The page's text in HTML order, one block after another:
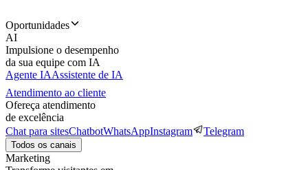
Oportunidades
AI
Impulsione o desempenho
da sua equipe com IA
Agente IAAssistente de IA
Atendimento ao cliente
Ofereça atendimento
de excelência
Chat para sitesChatbotWhatsAppInstagram Telegram
Todos os canais
Marketing